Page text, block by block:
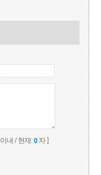
내 / 현재:0자 ]